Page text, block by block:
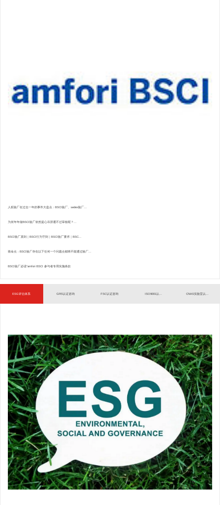
人权验厂在过去一年的事件大盘点：BSCI验厂、sedex验厂...
为何年年做BSCI验厂依然提心吊胆通不过审核呢？...
BSCI验厂原则｜BSCI行为守则｜BSCI验厂要求｜BSC...
致命点：BSCI验厂存在以下任何一个问题点都将不能通过验厂...
BSCI验厂必读”amfori BSCI 参与者专用实施条款
ESG评估体系 GRS认证咨询 FSC认证咨询 ISO9001认... CNAS实验室认...